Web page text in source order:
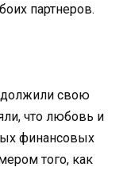
партнеров.
свою
что любовь и
финансовых
того, как